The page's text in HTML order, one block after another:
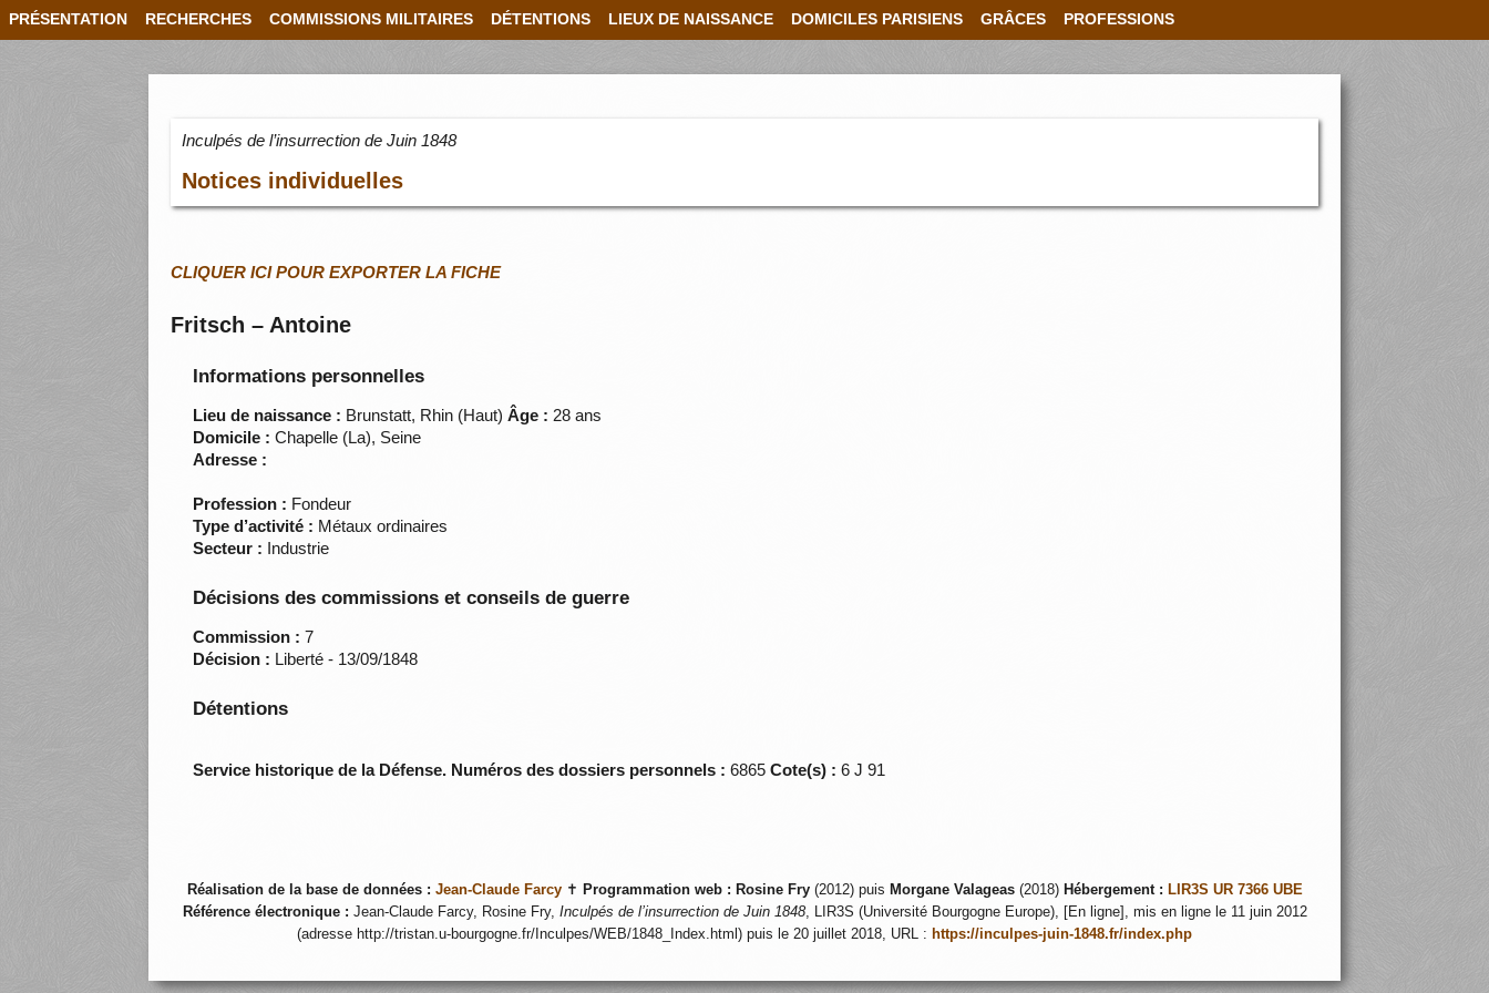
PRÉSENTATION RECHERCHES COMMISSIONS MILITAIRES DÉTENTIONS LIEUX DE NAISSANCE DOMICILES PARISIENS GRÂCES PROFESSIONS
Inculpés de l’insurrection de Juin 1848
Notices individuelles
CLIQUER ICI POUR EXPORTER LA FICHE
Fritsch – Antoine
Informations personnelles
Lieu de naissance : Brunstatt, Rhin (Haut) Âge : 28 ans
Domicile : Chapelle (La), Seine
Adresse :
Profession : Fondeur
Type d’activité : Métaux ordinaires
Secteur : Industrie
Décisions des commissions et conseils de guerre
Commission : 7
Décision : Liberté - 13/09/1848
Détentions
Service historique de la Défense. Numéros des dossiers personnels :6865Cote(s) : 6 J 91
Réalisation de la base de données : Jean-Claude Farcy✝ Programmation web : Rosine Fry(2012) puis Morgane Valageas(2018) Hébergement : LIR3S UR 7366 UBE
Référence électronique : Jean-Claude Farcy, Rosine Fry, Inculpés de l’insurrection de Juin 1848, LIR3S (Université Bourgogne Europe), [En ligne], mis en ligne le 11 juin 2012
(adresse http://tristan.u-bourgogne.fr/Inculpes/WEB/1848_Index.html) puis le 20 juillet 2018, URL : https://inculpes-juin-1848.fr/index.php